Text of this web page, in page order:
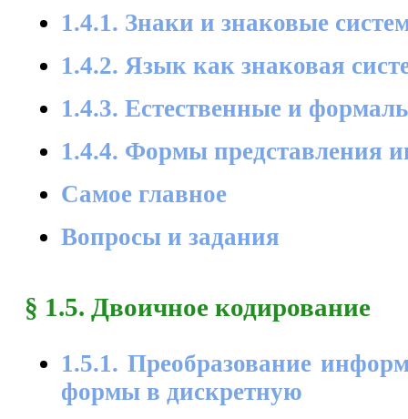
1.4.1. Знаки и знаковые
1.4.2. Язык как знаковая
1.4.3. Естественные и
1.4.4. Формы представления
Самое главное
Вопросы и задания
§ 1.5. Двоичное кодирование
1.5.1. Преобразование
формы в дискретную